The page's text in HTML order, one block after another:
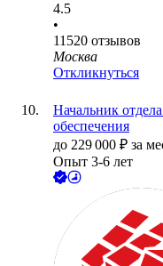
4.5
•
11520 отзывов
Москва
Откликнуться
Начальник
обеспечения
до 229 000 ₽ за
Опыт 3-6 лет